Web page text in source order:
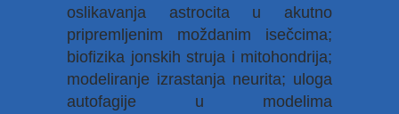
oslikavanja astrocita u akutno
pripremljenim moždanim isečcima;
biofizika jonskih struja i mitohondrija;
modeliranje izrastanja neurita; uloga
autofagije u modelima